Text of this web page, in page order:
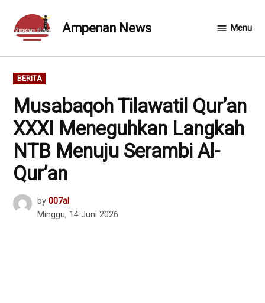
content
Ampenan News Menu
POSTED
IN
BERITA
Musabaqoh Tilawatil Qur’an
XXXI Meneguhkan Langkah
NTB Menuju Serambi Al-
Qur’an
by 007al
Minggu, 14 Juni 2026